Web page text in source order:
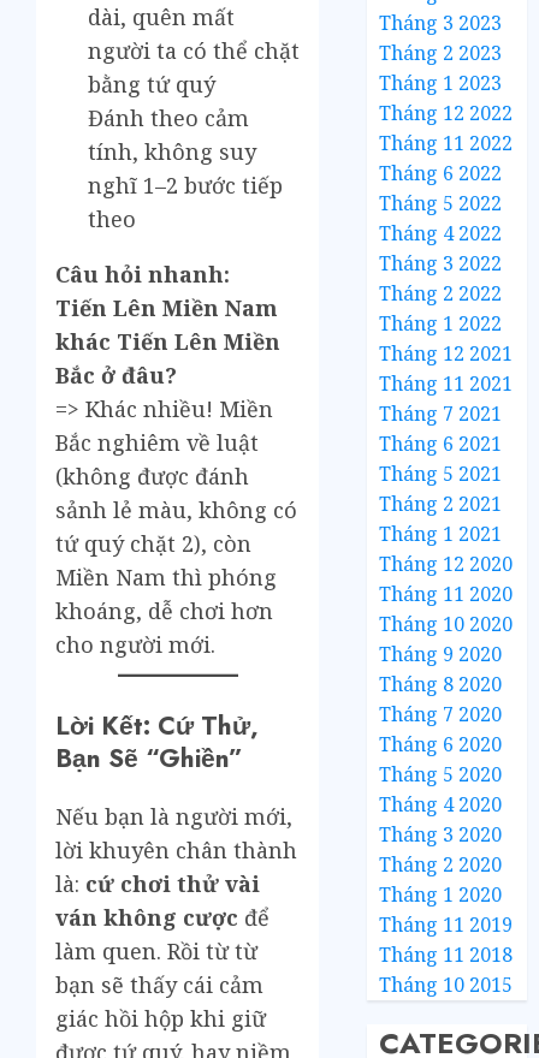
dài, quên mất
người ta có thể chặt
bằng tứ quý
Đánh theo cảm
tính, không suy
nghĩ 1–2 bước tiếp
theo
Câu hỏi nhanh:
Tiến Lên Miền Nam
khác Tiến Lên Miền
Bắc ở đâu?
=> Khác nhiều! Miền
Bắc nghiêm về luật
(không được đánh
sảnh lẻ màu, không có
tứ quý chặt 2), còn
Miền Nam thì phóng
khoáng, dễ chơi hơn
cho người mới.
Lời Kết: Cứ Thử,
Bạn Sẽ “Ghiền”
Nếu bạn là người mới,
lời khuyên chân thành
là: cứ chơi thử vài
ván không cược để
làm quen. Rồi từ từ
bạn sẽ thấy cái cảm
giác hồi hộp khi giữ
được tứ quý, hay niềm
Tháng 3 2023
Tháng 2 2023
Tháng 1 2023
Tháng 12 2022
Tháng 11 2022
Tháng 6 2022
Tháng 5 2022
Tháng 4 2022
Tháng 3 2022
Tháng 2 2022
Tháng 1 2022
Tháng 12 2021
Tháng 11 2021
Tháng 7 2021
Tháng 6 2021
Tháng 5 2021
Tháng 2 2021
Tháng 1 2021
Tháng 12 2020
Tháng 11 2020
Tháng 10 2020
Tháng 9 2020
Tháng 8 2020
Tháng 7 2020
Tháng 6 2020
Tháng 5 2020
Tháng 4 2020
Tháng 3 2020
Tháng 2 2020
Tháng 1 2020
Tháng 11 2019
Tháng 11 2018
Tháng 10 2015